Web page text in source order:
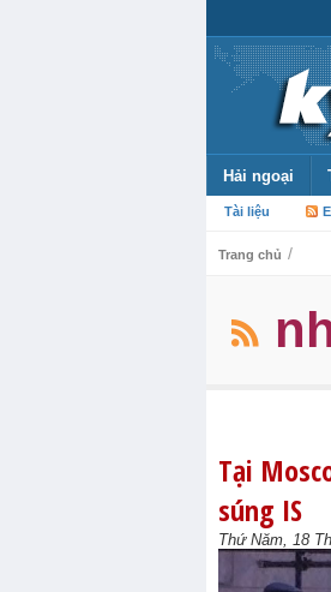
Hải ngoại
Tài liệu
Trang chủ /
Tại
súng IS
Thứ Năm, 18